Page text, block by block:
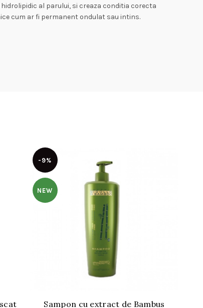
al parului, si creaza conditia corecta
cum ar fi permanent ondulat sau intins.
-9%
NEW
Sampon cu extract de Bambus